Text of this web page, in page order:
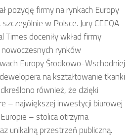
pozycję firmy na rynkach Europy
w Polsce. Jury CEEQA
Times doceniły wkład firmy
rynków
Europy Środkowo-Wschodniej
na kształtowanie tkanki
również, że dzięki
– największej inwestycji biurowej
– stolica otrzyma
unikalną przestrzeń publiczną.